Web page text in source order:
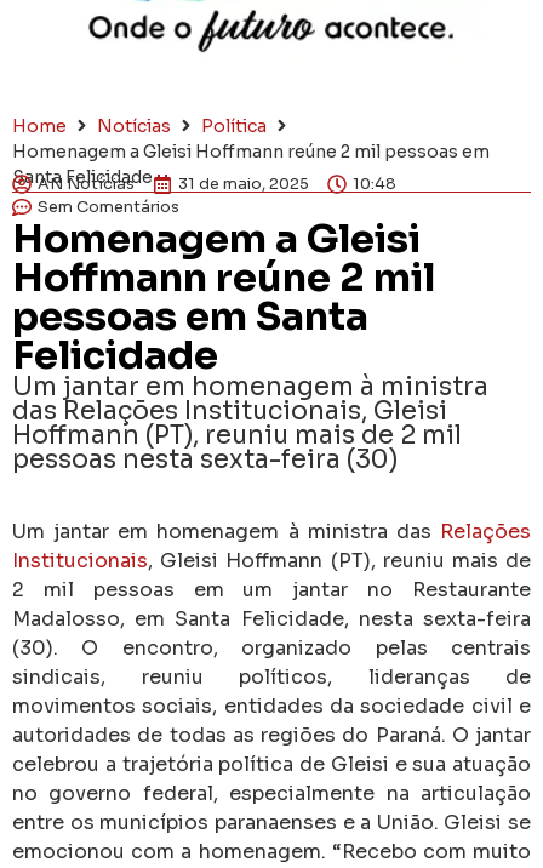
Home Notícias
Política
Homenagem a Gleisi Hoffmann reúne 2 mil pessoas em
Santa Felicidade
AN Notícias 31 de maio, 2025
10:48
Sem Comentários
Homenagem a Gleisi
Hoffmann reúne 2 mil
pessoas em Santa
Felicidade
Um jantar em homenagem à ministra
das Relações Institucionais, Gleisi
Hoffmann (PT), reuniu mais de 2 mil
pessoas nesta sexta-feira (30)
Um jantar em homenagem à ministra das Relações
Institucionais, Gleisi Hoffmann (PT), reuniu mais de
2 mil pessoas em um jantar no Restaurante
Madalosso, em Santa Felicidade, nesta sexta-feira
(30). O encontro, organizado pelas centrais
sindicais, reuniu políticos, lideranças de
movimentos sociais, entidades da sociedade civil e
autoridades de todas as regiões do Paraná. O jantar
celebrou a trajetória política de Gleisi e sua atuação
no governo federal, especialmente na articulação
entre os municípios paranaenses e a União. Gleisi se
emocionou com a homenagem. “Recebo com muito